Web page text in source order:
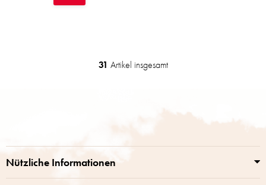
S
l
31 Artikel insgesamt
Nützliche Informationen